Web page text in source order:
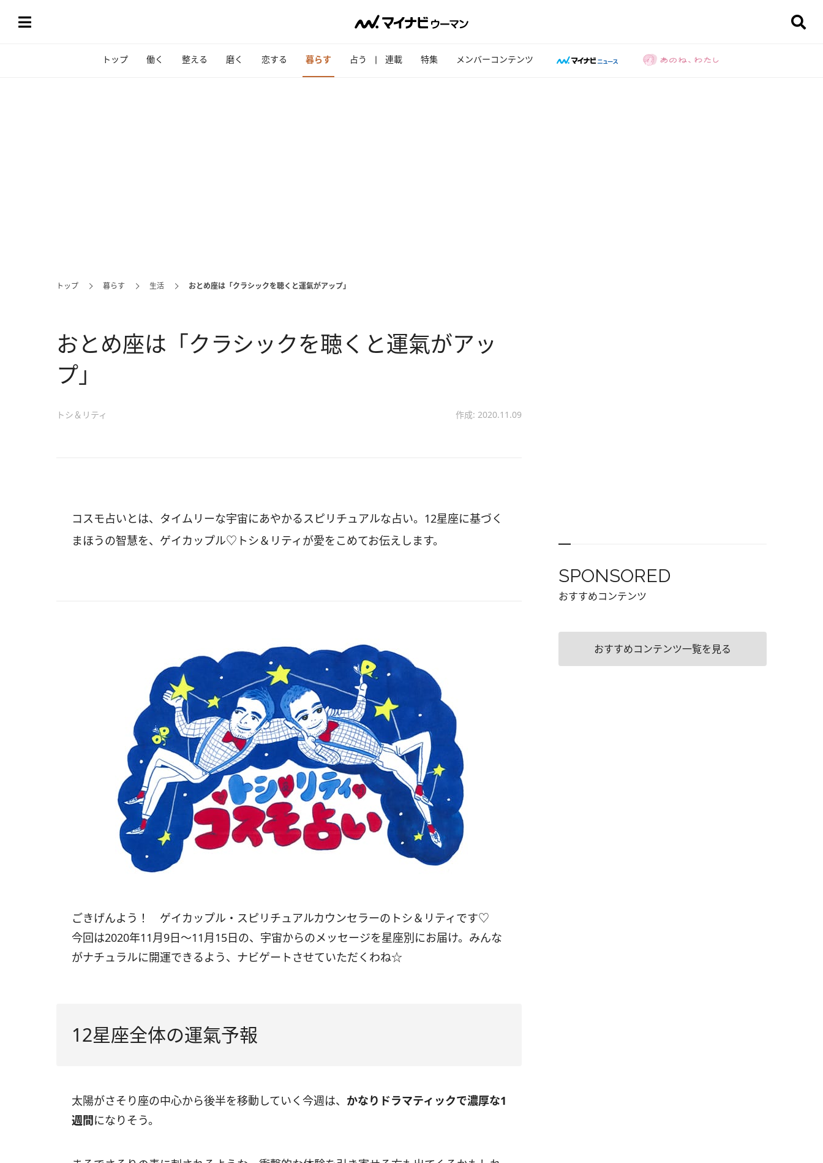
トップ 働く 整える 磨く 恋する 暮らす 占う 連載 特集 メンバーコンテンツ
トップ 暮らす 生活 おとめ座は「クラシックを聴くと運氣がアップ」
おとめ座は「クラシックを聴くと運氣がアッ
プ」
トシ＆リティ 作成: 2020.11.09
コスモ占いとは、タイムリーな宇宙にあやかるスピリチュアルな占い。12星座に基づく
まほうの智慧を、ゲイカップル♡トシ＆リティが愛をこめてお伝えします。
ごきげんよう！ ゲイカップル・スピリチュアルカウンセラーのトシ＆リティです♡
今回は2020年11月9日〜11月15日の、宇宙からのメッセージを星座別にお届け。みんな
がナチュラルに開運できるよう、ナビゲートさせていただくわね☆
12星座全体の運氣予報
太陽がさそり座の中心から後半を移動していく今週は、 かなりドラマティックで濃厚な1
週間になりそう。
SPONSORED
おすすめコンテンツ
おすすめコンテンツ一覧を見る